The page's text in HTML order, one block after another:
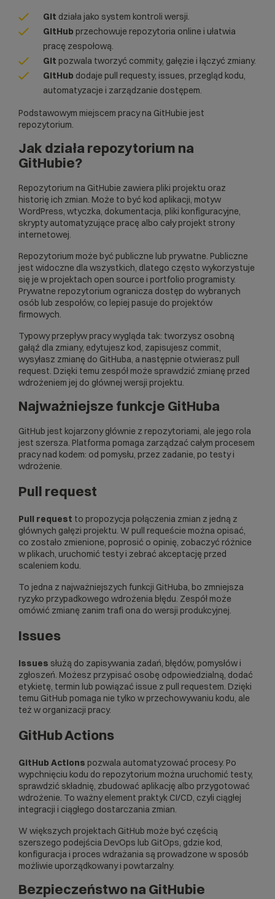
Git działa jako system kontroli wersji.
GitHub przechowuje repozytoria online i ułatwia
pracę zespołową.
Git pozwala tworzyć commity, gałęzie i łączyć zmiany.
GitHub dodaje pull requesty, issues, przegląd kodu,
automatyzacje i zarządzanie dostępem.
Podstawowym miejscem pracy na GitHubie jest
repozytorium.
Jak działa repozytorium na
GitHubie?
Repozytorium na GitHubie zawiera pliki projektu oraz
historię ich zmian. Może to być kod aplikacji, motyw
WordPress, wtyczka, dokumentacja, pliki konfiguracyjne,
skrypty automatyzujące pracę albo cały projekt strony
internetowej.
Repozytorium może być publiczne lub prywatne. Publiczne
jest widoczne dla wszystkich, dlatego często wykorzystuje
się je w projektach open source i portfolio programisty.
Prywatne repozytorium ogranicza dostęp do wybranych
osób lub zespołów, co lepiej pasuje do projektów
firmowych.
Typowy przepływ pracy wygląda tak: tworzysz osobną
gałąź dla zmiany, edytujesz kod, zapisujesz commit,
wysyłasz zmianę do GitHuba, a następnie otwierasz pull
request. Dzięki temu zespół może sprawdzić zmianę przed
wdrożeniem jej do głównej wersji projektu.
Najważniejsze funkcje GitHuba
GitHub jest kojarzony głównie z repozytoriami, ale jego rola
jest szersza. Platforma pomaga zarządzać całym procesem
pracy nad kodem: od pomysłu, przez zadanie, po testy i
wdrożenie.
Pull request
Pull request to propozycja połączenia zmian z jedną z
głównych gałęzi projektu. W pull requeście można opisać,
co zostało zmienione, poprosić o opinię, zobaczyć różnice
w plikach, uruchomić testy i zebrać akceptację przed
scaleniem kodu.
To jedna z najważniejszych funkcji GitHuba, bo zmniejsza
ryzyko przypadkowego wdrożenia błędu. Zespół może
omówić zmianę zanim trafi ona do wersji produkcyjnej.
Issues
Issues służą do zapisywania zadań, błędów, pomysłów i
zgłoszeń. Możesz przypisać osobę odpowiedzialną, dodać
etykietę, termin lub powiązać issue z pull requestem. Dzięki
temu GitHub pomaga nie tylko w przechowywaniu kodu, ale
też w organizacji pracy.
GitHub Actions
GitHub Actions pozwala automatyzować procesy. Po
wypchnięciu kodu do repozytorium można uruchomić testy,
sprawdzić składnię, zbudować aplikację albo przygotować
wdrożenie. To ważny element praktyk CI/CD, czyli ciągłej
integracji i ciągłego dostarczania zmian.
W większych projektach GitHub może być częścią
szerszego podejścia DevOps lub GitOps, gdzie kod,
konfiguracja i proces wdrażania są prowadzone w sposób
możliwie uporządkowany i powtarzalny.
Bezpieczeństwo na GitHubie